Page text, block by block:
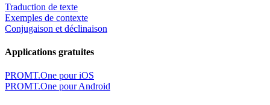
Traduction de texte
Exemples de contexte
Conjugaison et déclinaison
Applications gratuites
PROMT.One pour iOS
PROMT.One pour Android